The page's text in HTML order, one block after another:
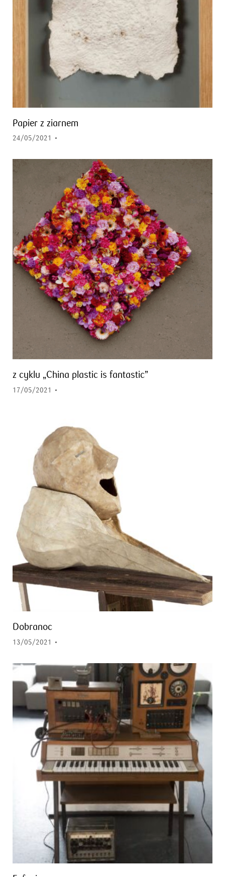
Papier z ziarnem
24/05/2021
z cyklu „China plastic is fantastic”
17/05/2021
Dobranoc
13/05/2021